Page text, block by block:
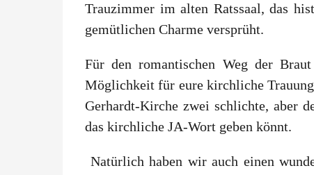
Trauzimmer im alten Ratssaal, das
gemütlichen Charme versprüht.
Für den romantischen Weg der
Möglichkeit für eure kirchliche
Gerhardt-Kirche zwei schlichte, aber
das kirchliche JA-Wort geben könnt.
Natürlich haben wir auch einen